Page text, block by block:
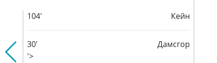
104' Кейн
30'
Дамсгор
'>